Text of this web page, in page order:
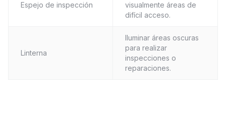
Espejo de inspección
visualmente áreas de
difícil acceso.
Linterna
Iluminar áreas oscuras
para realizar
inspecciones o
reparaciones.